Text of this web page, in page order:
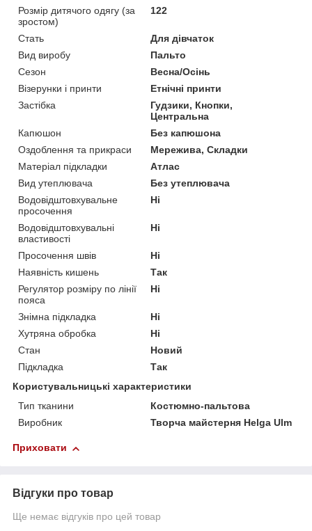
Розмір дитячого одягу (за
зростом)
122
Стать
Для дівчаток
Вид виробу
Пальто
Сезон
Весна/Осінь
Візерунки і принти
Етнічні принти
Застібка
Гудзики, Кнопки,
Центральна
Капюшон
Без капюшона
Оздоблення та прикраси
Мережива, Складки
Матеріал підкладки
Атлас
Вид утеплювача
Без утеплювача
Водовідштовхувальне
просочення
Ні
Водовідштовхувальні
властивості
Ні
Просочення швів
Ні
Наявність кишень
Так
Регулятор розміру по лінії
пояса
Ні
Знімна підкладка
Ні
Хутряна обробка
Ні
Стан
Новий
Підкладка
Так
Користувальницькі характеристики
Тип тканини
Костюмно-пальтова
Виробник
Творча майстерня Helga Ulm
Приховати
Відгуки про товар
Ще немає відгуків про цей товар